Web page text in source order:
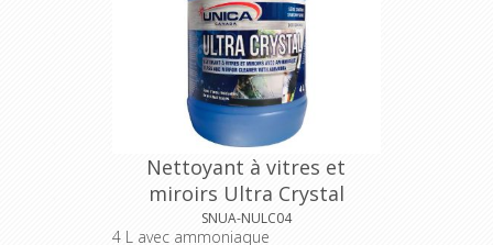
Nettoyant à vitres et
miroirs Ultra Crystal
SNUA-NULC04
4 L avec ammoniaque